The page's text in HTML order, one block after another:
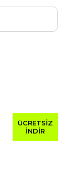
ÜCRETSİZ
İNDİR